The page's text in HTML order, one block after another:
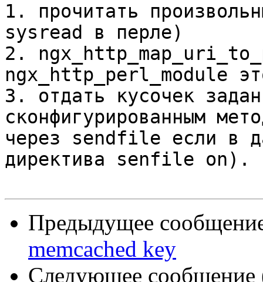
1. прочитать
sysread в перле)
2.
ngx_http_perl_module
3. отдать кусочек
сконфигурированным
через sendfile если в
директива senfile on).
Предыдущее
memcached key
Следующее сообщение